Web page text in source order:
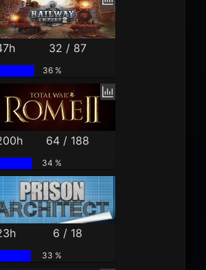
32 / 87
36 %
64 / 188
34 %
6 / 18
33 %